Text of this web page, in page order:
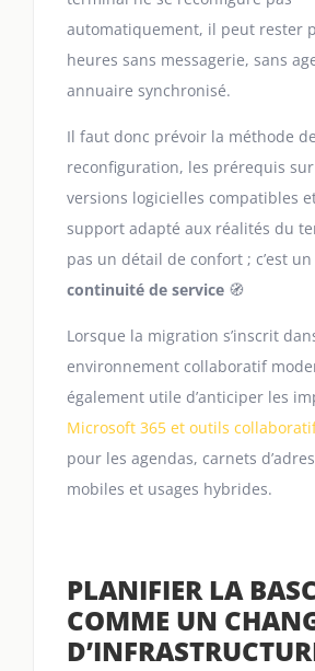
automatiquement, il peut rester
heures sans messagerie, sans
annuaire synchronisé.
Il faut donc prévoir la méthode de
reconfiguration, les prérequis
versions logicielles compatibles
support adapté aux réalités du
pas un détail de confort ; c’est un
continuité de service 🧭
Lorsque la migration s’inscrit
environnement collaboratif
également utile d’anticiper les
Microsoft 365 et outils
pour les agendas, carnets
mobiles et usages hybrides.
PLANIFIER LA
COMME UN